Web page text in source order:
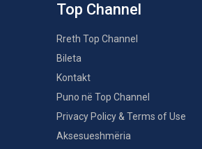
Top Channel
Rreth Top Channel
Bileta
Kontakt
Puno në Top Channel
Privacy Policy & Terms of Use
Aksesueshmëria